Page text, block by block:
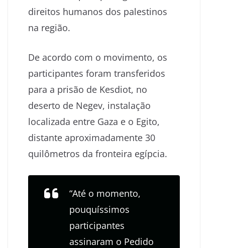
direitos humanos dos palestinos
na região.
De acordo com o movimento, os
participantes foram transferidos
para a prisão de Kesdiot, no
deserto de Negev, instalação
localizada entre Gaza e o Egito,
distante aproximadamente 30
quilômetros da fronteira egípcia.
“Até o momento,
pouquíssimos
participantes
assinaram o Pedido